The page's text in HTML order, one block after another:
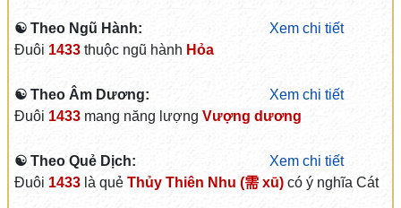
☯ Theo Ngũ Hành:
Xem chi tiết
Đuôi 1433thuộc ngũ hành Hỏa
☯ Theo Âm Dương:
Xem chi tiết
Đuôi 1433mang năng lượng Vượng dương
☯ Theo Quẻ Dịch:
Xem chi tiết
Đuôi 1433là quẻ Thủy Thiên Nhu (需 xū)có ý nghĩa Cát